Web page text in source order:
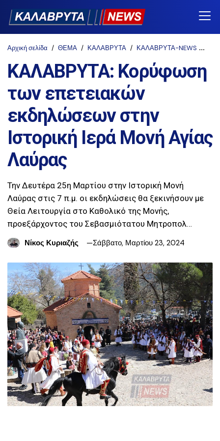
Αρχική σελίδα ΘΕΜΑ ΚΑΛΑΒΡΥΤΑ ΚΑΛΑΒΡΥΤΑ-NEWS
ΚΑΛΑΒΡΥΤΑ: Κορύφωση
των επετειακών
εκδηλώσεων στην
Ιστορική Ιερά Μονή Αγίας
Λαύρας
Την Δευτέρα 25η Μαρτίου στην Ιστορική Μονή
Λαύρας στις 7 π.μ. οι εκδηλώσεις θα ξεκινήσουν με
Θεία Λειτουργία στο Καθολικό της Μονής,
προεξάρχοντος του Σεβασμιότατου Μητροπολ…
Νίκος Κυριαζής
Σάββατο, Μαρτίου 23, 2024